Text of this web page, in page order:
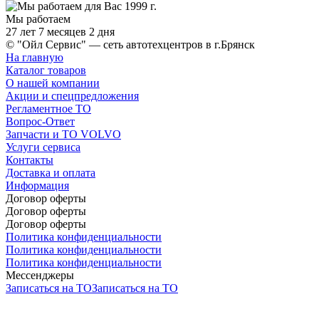
Мы работаем
27 лет 7 месяцев 2 дня
© "Ойл Сервис" — сеть автотехцентров в г.Брянск
На главную
Каталог товаров
О нашей компании
Акции и спецпредложения
Регламентное ТО
Вопрос-Ответ
Запчасти и ТО VOLVO
Услуги сервиса
Контакты
Доставка и оплата
Информация
Договор оферты
Договор оферты
Договор оферты
Политика конфиденциальности
Политика конфиденциальности
Политика конфиденциальности
Мессенджеры
Записаться на ТОЗаписаться на ТО